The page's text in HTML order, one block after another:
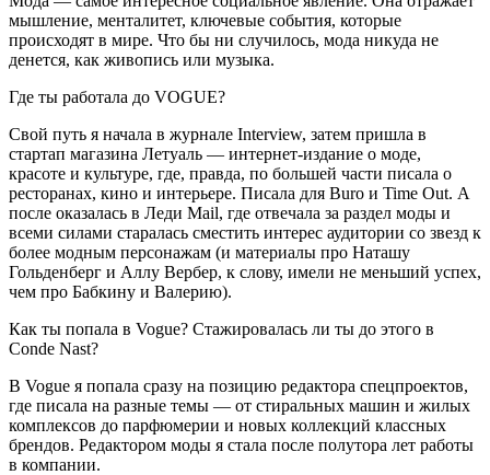
мышление, менталитет, ключевые события, которые
происходят в мире. Что бы ни случилось, мода никуда не
денется, как живопись или музыка.
Где ты работала до VOGUE?
Свой путь я начала в журнале Interview, затем пришла в
стартап магазина Летуаль — интернет-издание о моде,
красоте и культуре, где, правда, по большей части писала о
ресторанах, кино и интерьере. Писала для Buro и Time Out. А
после оказалась в Леди Mail, где отвечала за раздел моды и
всеми силами старалась сместить интерес аудитории со звезд к
более модным персонажам (и материалы про Наташу
Гольденберг и Аллу Вербер, к слову, имели не меньший успех,
чем про Бабкину и Валерию).
Как ты попала в Vogue? Стажировалась ли ты до этого в
Conde Nast?
В Vogue я попала сразу на позицию редактора спецпроектов,
где писала на разные темы — от стиральных машин и жилых
комплексов до парфюмерии и новых коллекций классных
брендов. Редактором моды я стала после полутора лет работы
в компании.